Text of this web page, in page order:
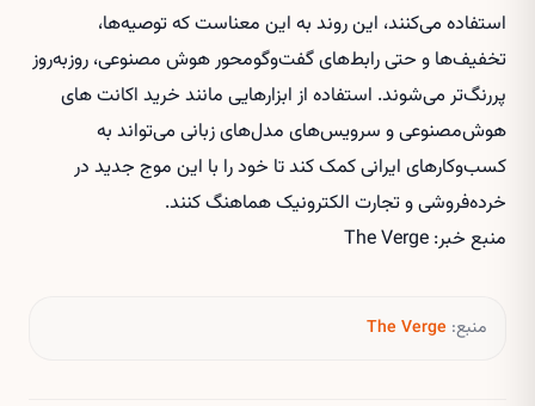
استفاده می‌کنند، این روند به این معناست که توصیه‌ها،
تخفیف‌ها و حتی رابط‌های گفت‌وگومحور هوش مصنوعی، روزبه‌روز
پررنگ‌تر می‌شوند. استفاده از ابزارهایی مانند خرید اکانت های
هوش‌مصنوعیو سرویس‌های مدل‌های زبانی می‌تواند به
کسب‌وکارهای ایرانی کمک کند تا خود را با این موج جدید در
خرده‌فروشی و تجارت الکترونیک هماهنگ کنند.
منبع خبر: The Verge
منبع: The Verge